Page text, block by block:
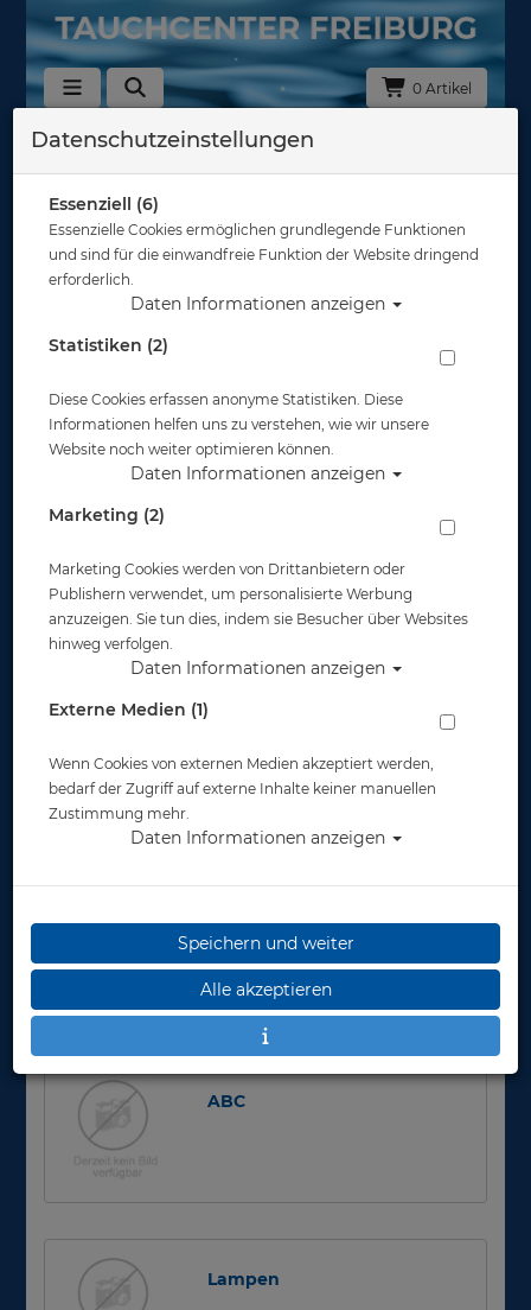
0 Artikel
Scubapro
Computer
Tarierjackets
Anzüge & Kälteschutz
ABC
Lampen
Datenschutzeinstellungen
Essenziell (6)
Essenzielle Cookies ermöglichen grundlegende Funktionen
und sind für die einwandfreie Funktion der Website dringend
erforderlich.
Daten Informationen anzeigen
Statistiken (2)
Diese Cookies erfassen anonyme Statistiken. Diese
Informationen helfen uns zu verstehen, wie wir unsere
Website noch weiter optimieren können.
Daten Informationen anzeigen
Marketing (2)
Marketing Cookies werden von Drittanbietern oder
Publishern verwendet, um personalisierte Werbung
anzuzeigen. Sie tun dies, indem sie Besucher über Websites
hinweg verfolgen.
Daten Informationen anzeigen
Externe Medien (1)
Wenn Cookies von externen Medien akzeptiert werden,
bedarf der Zugriff auf externe Inhalte keiner manuellen
Zustimmung mehr.
Daten Informationen anzeigen
Speichern und weiter
Alle akzeptieren